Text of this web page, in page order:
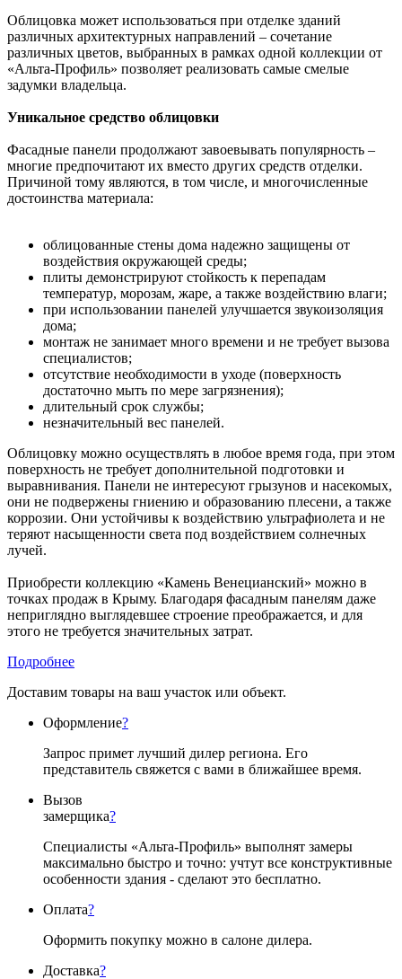
Облицовка может использоваться при отделке зданий
различных архитектурных направлений – сочетание
различных цветов, выбранных в рамках одной коллекции от
«Альта-Профиль» позволяет реализовать самые смелые
задумки владельца.
Уникальное средство облицовки
Фасадные панели продолжают завоевывать популярность –
многие предпочитают их вместо других средств отделки.
Причиной тому являются, в том числе, и многочисленные
достоинства материала:
облицованные стены дома надежно защищены от
воздействия окружающей среды;
плиты демонстрируют стойкость к перепадам
температур, морозам, жаре, а также воздействию влаги;
при использовании панелей улучшается звукоизоляция
дома;
монтаж не занимает много времени и не требует вызова
специалистов;
отсутствие необходимости в уходе (поверхность
достаточно мыть по мере загрязнения);
длительный срок службы;
незначительный вес панелей.
Облицовку можно осуществлять в любое время года, при этом
поверхность не требует дополнительной подготовки и
выравнивания. Панели не интересуют грызунов и насекомых,
они не подвержены гниению и образованию плесени, а также
коррозии. Они устойчивы к воздействию ультрафиолета и не
теряют насыщенности света под воздействием солнечных
лучей.
Приобрести коллекцию «Камень Венецианский» можно в
точках продаж в Крыму. Благодаря фасадным панелям даже
неприглядно выглядевшее строение преображается, и для
этого не требуется значительных затрат.
Подробнее
Доставим товары на ваш участок или объект.
Оформление?
Запрос примет лучший дилер региона. Его
представитель свяжется с вами в ближайшее время.
Вызов
замерщика?
Специалисты «Альта-Профиль» выполнят замеры
максимально быстро и точно: учтут все конструктивные
особенности здания - сделают это бесплатно.
Оплата?
Оформить покупку можно в салоне дилера.
Доставка?